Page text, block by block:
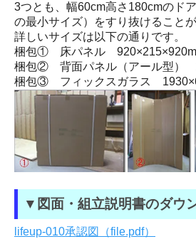
3つとも、幅60cm高さ180cmのド
の最小サイズ）をすり抜けること
詳しいサイズは以下の通りです。
梱包① 床パネル
梱包② 背面パネル（アール型）
梱包③ フィックスガラス
▼図面・組立説明書のダウ
lifeup-010承認図（file.pdf）